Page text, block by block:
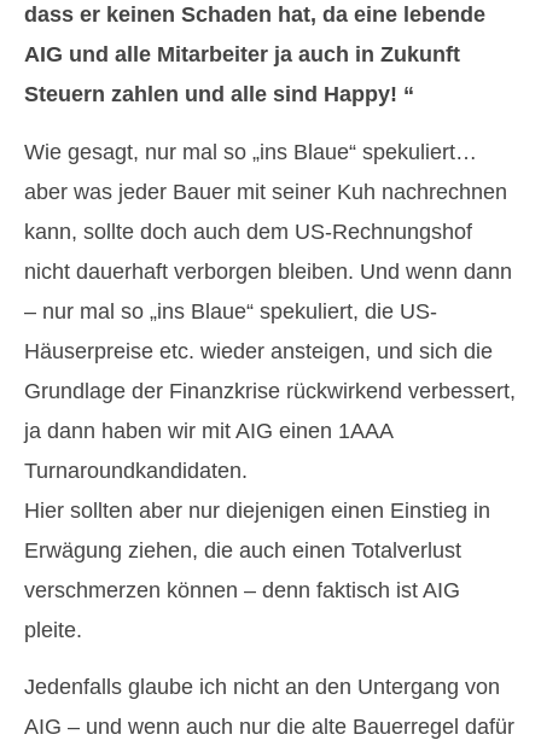
dass er keinen Schaden hat, da eine lebende
AIG und alle Mitarbeiter ja auch in Zukunft
Steuern zahlen und alle sind Happy! “
Wie gesagt, nur mal so „ins Blaue“ spekuliert…
aber was jeder Bauer mit seiner Kuh nachrechnen
kann, sollte doch auch dem US-Rechnungshof
nicht dauerhaft verborgen bleiben. Und wenn dann
– nur mal so „ins Blaue“ spekuliert, die US-
Häuserpreise etc. wieder ansteigen, und sich die
Grundlage der Finanzkrise rückwirkend verbessert,
ja dann haben wir mit AIG einen 1AAA
Turnaroundkandidaten.
Hier sollten aber nur diejenigen einen Einstieg in
Erwägung ziehen, die auch einen Totalverlust
verschmerzen können – denn faktisch ist AIG
pleite.
Jedenfalls glaube ich nicht an den Untergang von
AIG – und wenn auch nur die alte Bauerregel dafür